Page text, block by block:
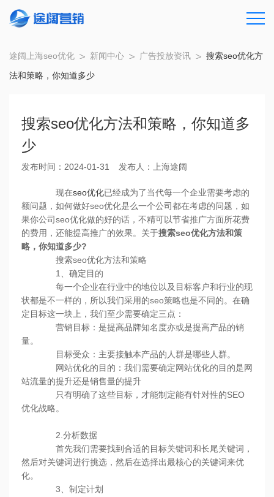
途阔上海seo优化 新闻中心 广告投放资讯
搜索seo优化方
法和策略，你知道多少
搜索seo优化方法和策略，你知道多
少
发布时间：2024-01-31 发布人：上海途阔
现在seo优化已经成为了当代每一个企业需要考虑的
额问题，如何做好seo优化是么一个公司都在考虑的问题，如
果你公司seo优化做的好的话，不精可以节省推广方面所花费
的费用，还能提高推广的效果。关于搜索seo优化方法和策
略，你知道多少?
搜索seo优化方法和策略
1、确定目的
每一个企业在行业中的地位以及目标客户和行业的现
状都是不一样的，所以我们采用的seo策略也是不同的。在确
定目标这一块上，我们至少需要确定三点：
营销目标：是提高品牌知名度亦或是提高产品的销
量。
目标受众：主要接触本产品的人群是哪些人群。
网站优化的目的：我们需要确定网站优化的目的是网
站流量的提升还是销售量的提升
只有明确了这些目标，才能制定能有针对性的SEO
优化战略。
2.分析数据
首先我们需要找到合适的目标关键词和长尾关键词，
然后对关键词进行挑选，然后在选择出最核心的关键词来优
化。
3、制定计划